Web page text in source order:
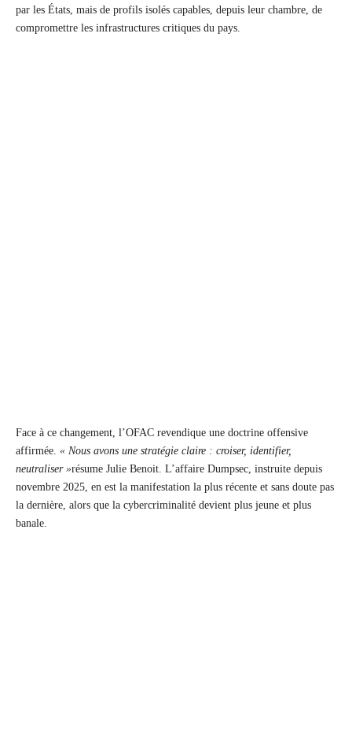
par les États, mais de profils isolés capables, depuis leur chambre, de
compromettre les infrastructures critiques du pays.
Face à ce changement, l’OFAC revendique une doctrine offensive
affirmée. « Nous avons une stratégie claire : croiser, identifier,
neutraliser »résume Julie Benoit. L’affaire Dumpsec, instruite depuis
novembre 2025, en est la manifestation la plus récente et sans doute pas
la dernière, alors que la cybercriminalité devient plus jeune et plus
banale.